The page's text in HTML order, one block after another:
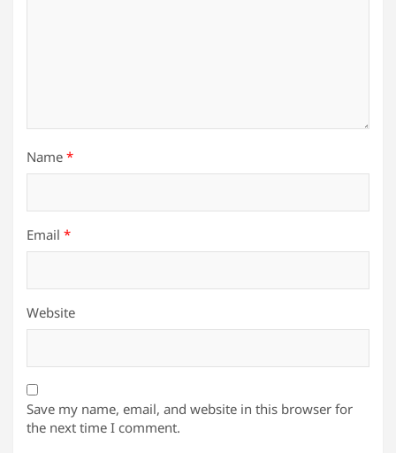
Name *
Email *
Website
Save my name, email, and website in this browser for
the next time I comment.